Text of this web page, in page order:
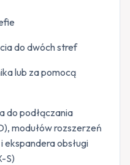
do dwóch stref
lub za pomocą
do podłączania
modułów rozszerzeń
ekspandera obsługi
S)